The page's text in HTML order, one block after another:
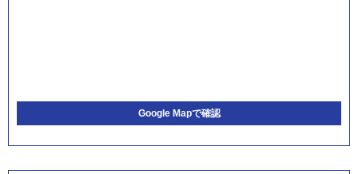
Google Mapで確認